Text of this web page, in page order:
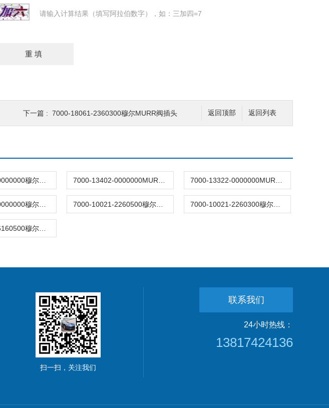
请输入计算结果（填写阿拉伯数字），如：三加四=7
返回列表
返回顶部
下一篇 : 7000-18061-2360300穆尔MURR阀插头
扫一扫，关注我们
联系我们
24小时热线：
13817424136